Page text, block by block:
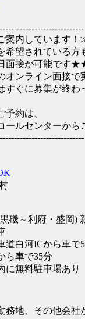
案内しています
希望されている方
面接が可能です
オンライン面接で
すぐに募集が終
予約は、
ールセンターから
磯～利府・盛岡)
道白河ICから車で
ら車で35分
に無料駐車場あり
務地、その他会社